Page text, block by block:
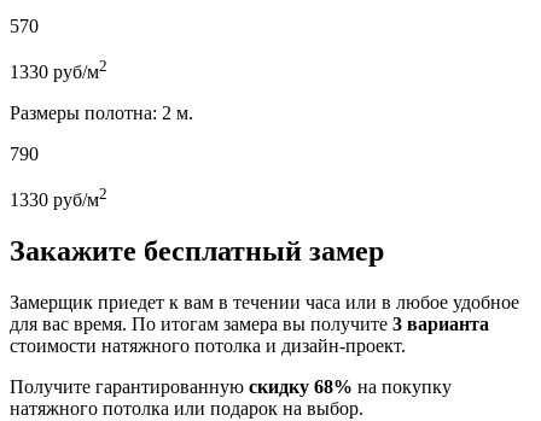
570
1330 руб/м2
Размеры полотна: 2 м.
790
1330 руб/м2
Закажите бесплатный замер
Замерщик приедет к вам в течении часа или в любое удобное
для вас время. По итогам замера вы получите 3 варианта
стоимости натяжного потолка и дизайн-проект.
Получите гарантированную скидку 68% на покупку
натяжного потолка или подарок на выбор.